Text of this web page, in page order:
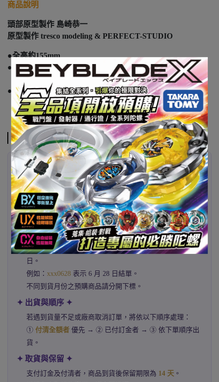
商品說明
頭部原型製作 島崎恭一
原型製作 tresco modeling & PERFECT-STUDIO
●全高約155mm
●映画『THE FLASH』より
「THE FLASH」を立体化！
●頭部パーツ3種／各種エフェクトパーツ／
可動式フィギュアスタンド付属！
注意事項
✦ 代購已發售商品 ✦
400% & 500% 下單後約2–3 週抵台
1000% 下單後約4–5 週抵台
✦ 預購商品注意事項 ✦
預購商品可能因官方延期而延後出貨，恕不另行個別通
知。
請於商品結單日前完成下標，商品名稱尾碼皆標註結單
日。
例如： xxx0628 表示 6 月 28 日結單。
不同到貨月份之預購商品請分開下標。
✦ 出貨與順序 ✦
若遇到貨量不足或廠商取消訂單，將依以下順序處理：
① 付清全額者 優先 → ② 已付訂金者 → ③ 依下單順序出
貨。
✦ 取貨與保留 ✦
支付訂金及付清者，商品到貨後保留期限為 14 天 。